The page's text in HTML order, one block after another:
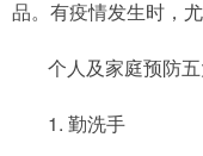
品。有疫情发生时，
个人及家庭预防
1. 勤洗手